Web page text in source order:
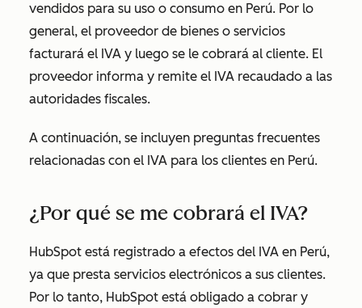
vendidos para su uso o consumo en Perú. Por lo
general, el proveedor de bienes o servicios
facturará el IVA y luego se le cobrará al cliente. El
proveedor informa y remite el IVA recaudado a las
autoridades fiscales.
A continuación, se incluyen preguntas frecuentes
relacionadas con el IVA para los clientes en Perú.
¿Por qué se me cobrará el IVA?
HubSpot está registrado a efectos del IVA en Perú,
ya que presta servicios electrónicos a sus clientes.
Por lo tanto, HubSpot está obligado a cobrar y